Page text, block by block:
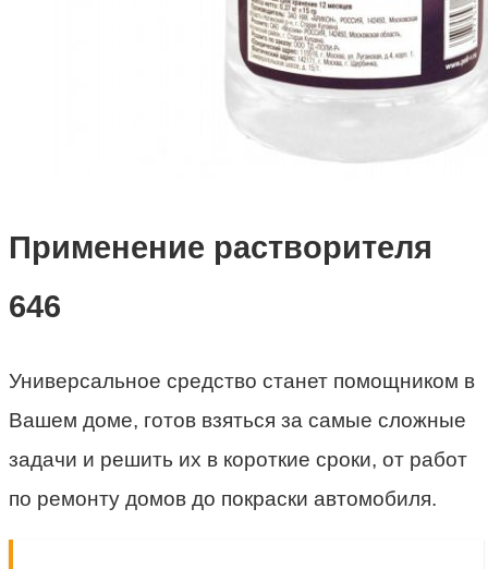
Применение растворителя
646
Универсальное средство станет помощником в
Вашем доме, готов взяться за самые сложные
задачи и решить их в короткие сроки, от работ
по ремонту домов до покраски автомобиля.